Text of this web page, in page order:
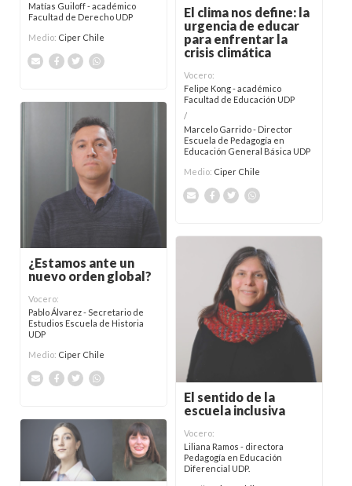
Matías Guiloff - académico
Facultad de Derecho UDP
Medio: Ciper Chile
El clima nos define: la
urgencia de educar
para enfrentar la
crisis climática
Vocero:
Felipe Kong - académico
Facultad de Educación UDP
/
Marcelo Garrido - Director
Escuela de Pedagogía en
Educación General Básica UDP
Medio: Ciper Chile
¿Estamos ante un
nuevo orden global?
Vocero:
Pablo Álvarez - Secretario de
Estudios Escuela de Historia
UDP
Medio: Ciper Chile
El sentido de la
escuela inclusiva
Vocero:
Liliana Ramos - directora
Pedagogía en Educación
Diferencial UDP.